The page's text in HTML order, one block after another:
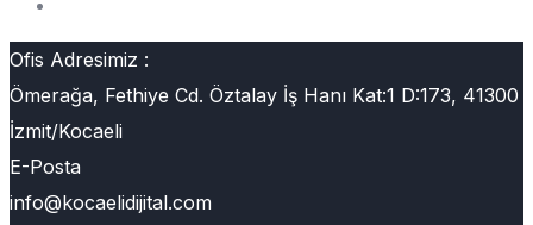
Ofis Adresimiz :
Ömerağa, Fethiye Cd. Öztalay İş Hanı Kat:1 D:173, 41300
İzmit/Kocaeli
E-Posta
info@kocaelidijital.com